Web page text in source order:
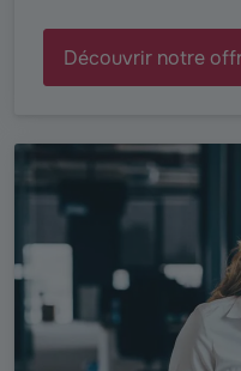
Découvrir notre